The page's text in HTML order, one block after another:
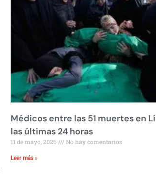
Médicos entre las 51 muertes en
las últimas 24 horas
11 de mayo, 2026 No hay comentarios
Leer más »